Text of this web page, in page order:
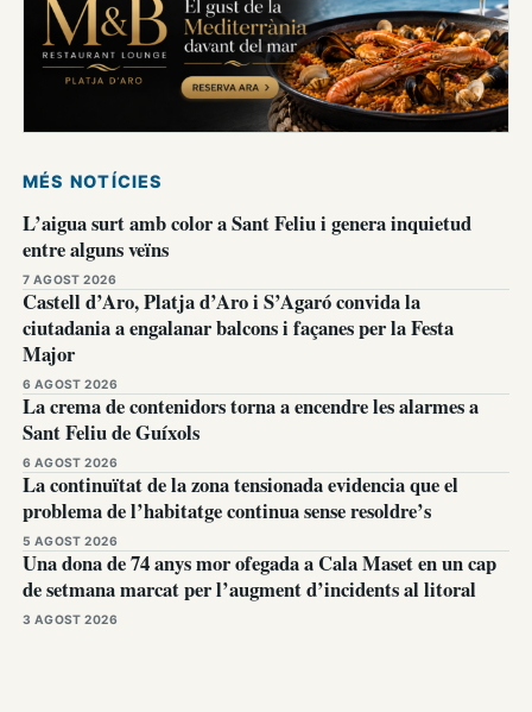
MÉS NOTÍCIES
L’aigua surt amb color a Sant Feliu i genera inquietud
entre alguns veïns
7 AGOST 2026
Castell d’Aro, Platja d’Aro i S’Agaró convida la
ciutadania a engalanar balcons i façanes per la Festa
Major
6 AGOST 2026
La crema de contenidors torna a encendre les alarmes a
Sant Feliu de Guíxols
6 AGOST 2026
La continuïtat de la zona tensionada evidencia que el
problema de l’habitatge continua sense resoldre’s
5 AGOST 2026
Una dona de 74 anys mor ofegada a Cala Maset en un cap
de setmana marcat per l’augment d’incidents al litoral
3 AGOST 2026